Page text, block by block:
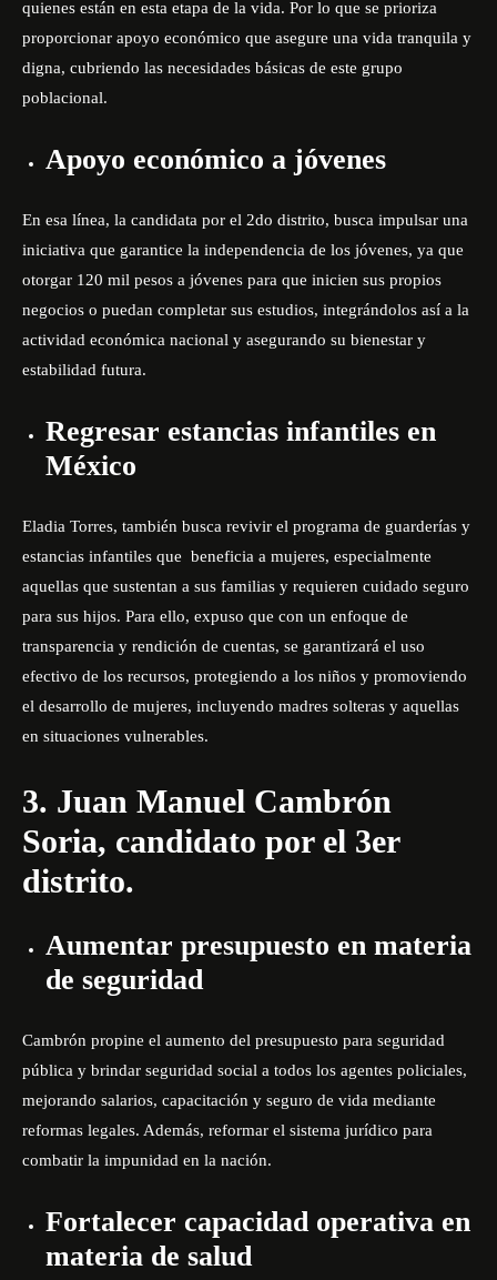
quienes están en esta etapa de la vida. Por lo que se prioriza
proporcionar apoyo económico que asegure una vida tranquila y
digna, cubriendo las necesidades básicas de este grupo
poblacional.
Apoyo económico a jóvenes
En esa línea, la candidata por el 2do distrito, busca impulsar una
iniciativa que garantice la independencia de los jóvenes, ya que
otorgar 120 mil pesos a jóvenes para que inicien sus propios
negocios o puedan completar sus estudios, integrándolos así a la
actividad económica nacional y asegurando su bienestar y
estabilidad futura.
Regresar estancias infantiles en
México
Eladia Torres, también busca revivir el programa de guarderías y
estancias infantiles que beneficia a mujeres, especialmente
aquellas que sustentan a sus familias y requieren cuidado seguro
para sus hijos. Para ello, expuso que con un enfoque de
transparencia y rendición de cuentas, se garantizará el uso
efectivo de los recursos, protegiendo a los niños y promoviendo
el desarrollo de mujeres, incluyendo madres solteras y aquellas
en situaciones vulnerables.
3. Juan Manuel Cambrón
Soria, candidato por el 3er
distrito.
Aumentar presupuesto en materia
de seguridad
Cambrón propine el aumento del presupuesto para seguridad
pública y brindar seguridad social a todos los agentes policiales,
mejorando salarios, capacitación y seguro de vida mediante
reformas legales. Además, reformar el sistema jurídico para
combatir la impunidad en la nación.
Fortalecer capacidad operativa en
materia de salud